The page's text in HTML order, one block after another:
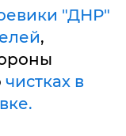
"ДНР"
,
чистках в